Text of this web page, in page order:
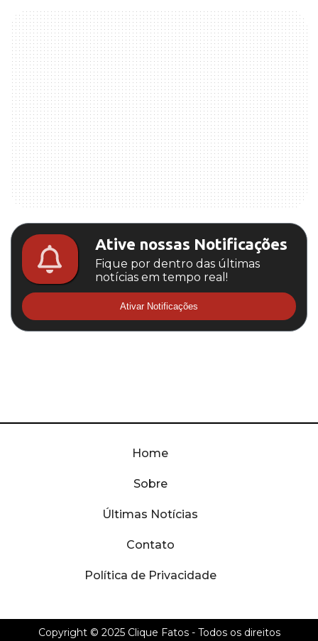
Ative nossas Notificações
Fique por dentro das últimas
notícias em tempo real!
Ativar Notificações
Home
Sobre
Últimas Notícias
Contato
Política de Privacidade
Copyright © 2025 Clique Fatos- Todos os direitos